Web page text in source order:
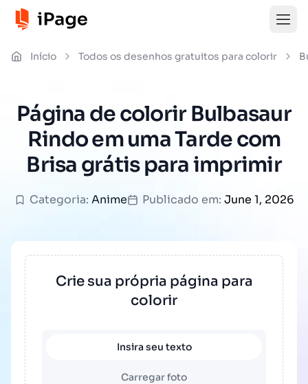
Início Todos os desenhos gratuitos para colorir
Página de colorir Bulbasaur
Rindo em uma Tarde com
Brisa grátis para imprimir
Categoria: Anime Publicado em: June 1, 2026
Crie sua própria página para
colorir
Insira seu texto
Carregar foto